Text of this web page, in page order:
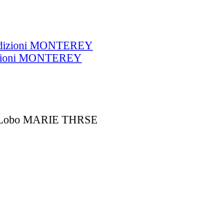
MONTEREY
MARIE THRSE